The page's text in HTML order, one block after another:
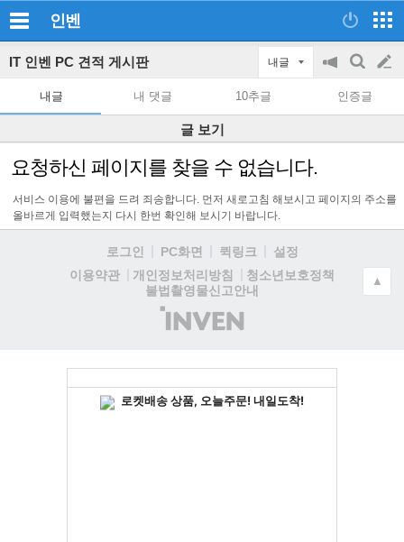
인벤
IT 인벤 PC 견적 게시판 내글
공
on/off
검
색
글
쓰
기
내글 내 댓글 10추글 인증글
글 보기
요청하신 페이지를 찾을 수 없습니다.
서비스 이용에 불편을 드려 죄송합니다. 먼저 새로고침 해보시고 페이지의 주소를
올바르게 입력했는지 다시 한번 확인해 보시기 바랍니다.
로그인 PC화면 퀵링크
설정
이용약관
개인정보처리방침
청소년보호정책
불법촬영물신고안내
(주)
인
▲